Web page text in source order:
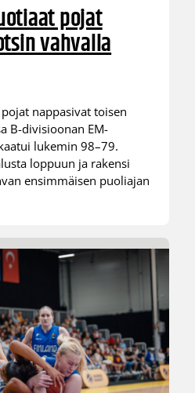
pojat
vahvalla
nappasivat toisen
B-divisioonan EM-
lukemin 98–79.
loppuun ja rakensi
ensimmäisen puoliajan